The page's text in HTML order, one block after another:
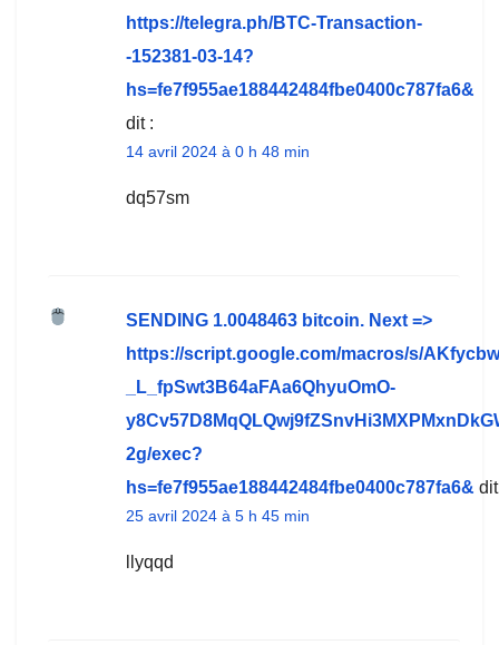
https://telegra.ph/BTC-Transaction-
-152381-03-14?
hs=fe7f955ae188442484fbe0400c787fa6&
dit :
14 avril 2024 à 0 h 48 min
dq57sm
SЕNDING 1.0048463 bitсоin. Next =>
https://script.google.com/macros/s/
_L_fpSwt3B64aFAa6QhyuOmO-
2g/exec?
hs=fe7f955ae188442484fbe0400c787fa6&
25 avril 2024 à 5 h 45 min
llyqqd